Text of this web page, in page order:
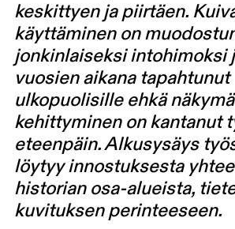
keskittyen ja piirtäen.
käyttäminen on
jonkinlaiseksi intohimoksi
vuosien aikana tapahtunut
ulkopuolisille ehkä
kehittyminen on kantanut
eteenpäin. Alkusysäys
löytyy innostuksesta
historian osa-alueista,
kuvituksen perinteeseen.